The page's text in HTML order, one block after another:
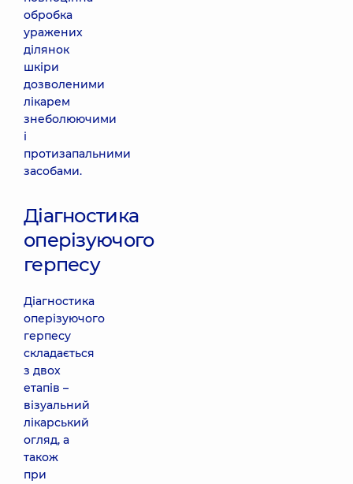
обробка
уражених
ділянок
шкіри
дозволеними
лікарем
знеболюючими
і
протизапальними
засобами.
Діагностика
оперізуючого
герпесу
Діагностика
оперізуючого
герпесу
складається
з двох
етапів –
візуальний
лікарський
огляд, а
також
при